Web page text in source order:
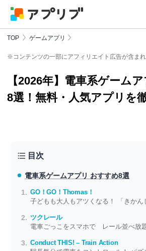
TOP ゲームアプリ
※コンテンツの一部にアフィリエイト広告が含ま
【2026年】電車系ゲーム
8選！無料・人気アプリを
目次
電車系ゲームアプリ おすすめ8選
GO！GO！Thomas！
ツクレール
Conduct THIS! – Train Action